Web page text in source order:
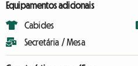
Equipamentos adicionais
Cabides
Secretária / Mesa